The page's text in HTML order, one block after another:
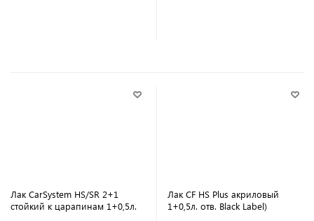
Лак CarSystem HS/SR 2+1
стойкий к царапинам 1+0,5л.
Лак CF HS Plus акриловый
1+0,5л. отв. Black Label)